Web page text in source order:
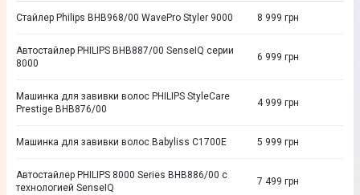
Стайлер Philips BHB968/00 WavePro Styler 9000 8 999 грн
Автостайлер PHILIPS BHB887/00 SenseIQ серии
8000
6 999 грн
Машинка для завивки волос PHILIPS StyleCare
Prestige BHB876/00
4 999 грн
Машинка для завивки волос Babyliss C1700E 5 999 грн
Автостайлер PHILIPS 8000 Series BHB886/00 с
технологией SenseIQ
7 499 грн